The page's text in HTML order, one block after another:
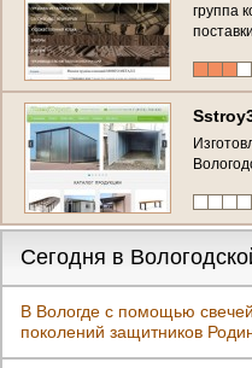
группа
Крытый
Вологда)
Сегодня в
В Вологде с помощью
поколений защитников